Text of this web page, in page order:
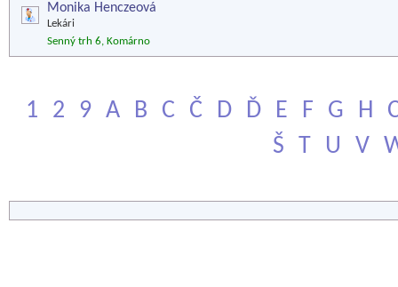
Monika Henczeová
Lekári
Senný trh 6, Komárno
1 2 9 A B C Č D Ď E F G H
Š
T U V